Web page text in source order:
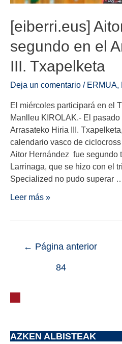
[eiberri.eus]
segundo en el
III. Txapelketa
Deja un comentario / ERMUA
El miércoles participará en el
Manlleu KIROLAK.- El
Arrasateko Hiria III.
calendario vasco de
Aitor Hernández fue segundo
Larrinaga, que se hizo con el
Specialized no pudo superar
Leer más »
← Página anterior
84
AZKEN ALBISTEAK